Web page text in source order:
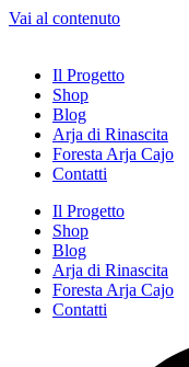
Vai al contenuto
Il Progetto
Shop
Blog
Arja di Rinascita
Foresta Arja Cajo
Contatti
Il Progetto
Shop
Blog
Arja di Rinascita
Foresta Arja Cajo
Contatti